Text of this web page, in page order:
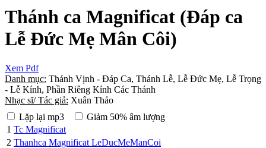
Thánh ca Magnificat (Đáp ca
Lễ Đức Mẹ Mân Côi)
Xem Pdf
Danh mục: Thánh Vịnh - Đáp Ca, Thánh Lễ, Lễ Đức Mẹ, Lễ Trọng
- Lễ Kính, Phần Riêng Kính Các Thánh
Nhạc sĩ/ Tác giả: Xuân Thảo
Lặp lại mp3
Giảm 50% âm lượng
1 Tc Magnificat
2 Thanhca Magnificat LeDucMeManCoi